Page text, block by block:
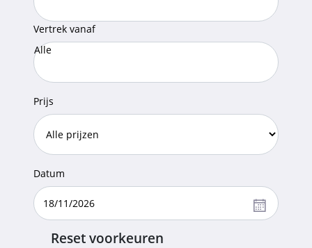
Vertrek vanaf
Alle
Prijs
Datum
Reset voorkeuren